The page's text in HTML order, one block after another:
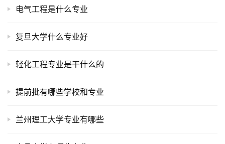
电气工程是什么专业
复旦大学什么专业好
轻化工程专业是干什么的
提前批有哪些学校和专业
兰州理工大学专业有哪些